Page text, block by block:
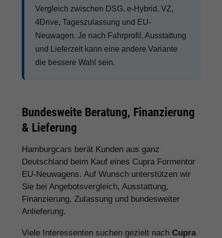
Vergleich zwischen DSG, e-Hybrid, VZ,
4Drive, Tageszulassung und EU-
Neuwagen. Je nach Fahrprofil, Ausstattung
und Lieferzeit kann eine andere Variante
die bessere Wahl sein.
Bundesweite Beratung, Finanzierung
& Lieferung
Hamburgcars berät Kunden aus ganz
Deutschland beim Kauf eines Cupra Formentor
EU-Neuwagens. Auf Wunsch unterstützen wir
Sie bei Angebotsvergleich, Ausstattung,
Finanzierung, Zulassung und bundesweiter
Anlieferung.
Viele Interessenten suchen gezielt nach Cupra